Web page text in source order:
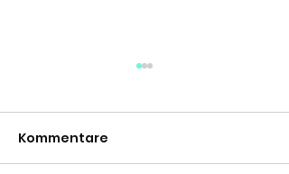
Kommentare